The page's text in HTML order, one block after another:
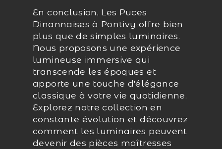
En conclusion, Les Puces
Dinannaises à Pontivy offre bien
plus que de simples luminaires.
Nous proposons une expérience
lumineuse immersive qui
transcende les époques et
apporte une touche d'élégance
classique à votre vie quotidienne.
Explorez notre collection en
constante évolution et découvrez
comment les luminaires peuvent
devenir des pièces maîtresses